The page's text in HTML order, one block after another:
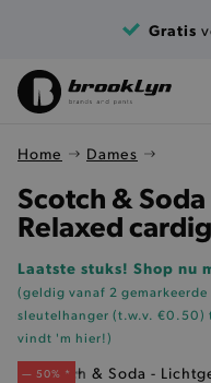
Gratis
Home Dames
Scotch &
Relaxed
Laatste stuks! Shop nu
(geldig vanaf 2
sleutelhanger (t.w.v. €0.50)
vindt 'm hier!)
— 50% *